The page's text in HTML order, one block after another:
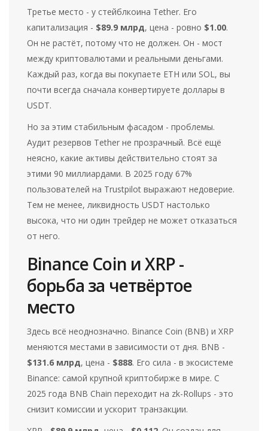
Третье место - у стейблкоина Tether. Его
капитализация - $89.9 млрд, цена - ровно $1.00.
Он не растёт, потому что не должен. Он - мост
между криптовалютами и реальными деньгами.
Каждый раз, когда вы покупаете ETH или SOL, вы
почти всегда сначала конвертируете доллары в
USDT.
Но за этим стабильным фасадом - проблемы.
Аудит резервов Tether не прозрачный. Всё ещё
неясно, какие активы действительно стоят за
этими 90 миллиардами. В 2025 году 67%
пользователей на Trustpilot выражают недоверие.
Тем не менее, ликвидность USDT настолько
высока, что ни один трейдер не может отказаться
от него.
Binance Coin и XRP -
борьба за четвёртое
место
Здесь всё неоднозначно. Binance Coin (BNB) и XRP
меняются местами в зависимости от дня. BNB -
$131.6 млрд, цена - $888. Его сила - в экосистеме
Binance: самой крупной криптобирже в мире. С
2025 года BNB Chain переходит на zk-Rollups - это
снизит комиссии и ускорит транзакции.